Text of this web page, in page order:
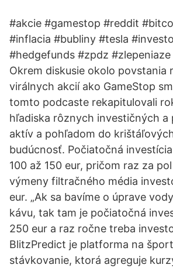
#akcie #gamestop #reddit
#inflacia #bubliny #tesla
#hedgefunds #zpdz #zlepeniaze
Okrem diskusie okolo povstania
virálnych akcií ako GameStop
tomto podcaste rekapitulovali
hľadiska rôznych investičných a
aktív a pohľadom do
budúcnosť. Počiatočná
100 až 150 eur, pričom raz za
výmeny filtračného média
eur. „Ak sa bavíme o úprave
kávu, tak tam je počiatočná
250 eur a raz ročne treba
BlitzPredict je platforma na
stávkovanie, ktorá agreguje